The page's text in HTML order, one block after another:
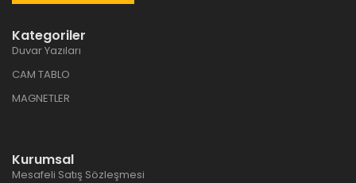
Kategoriler
Duvar Yazıları
CAM TABLO
MAGNETLER
Kurumsal
Mesafeli Satış Sözleşmesi